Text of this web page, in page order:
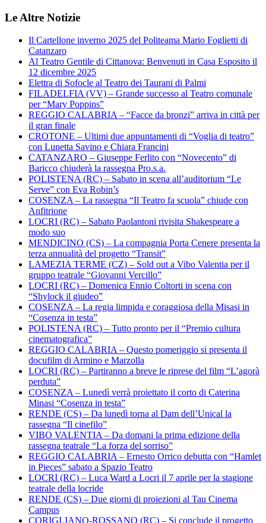
Le Altre Notizie
Il Cartellone inverno 2025 del Politeama Mario Foglietti di
Catanzaro
Al Teatro Gentile di Cittanova: Benvenuti in Casa Esposito il
12 dicembre 2025
Elettra di Sofocle al Teatro dei Taurani di Palmi
FILADELFIA (VV) – Grande successo al Teatro comunale
per “Mary Poppins”
REGGIO CALABRIA – “Facce da bronzi” arriva in città per
il gran finale
CROTONE – Ultimi due appuntamenti di “Voglia di teatro”
con Lunetta Savino e Chiara Francini
CATANZARO – Giuseppe Ferlito con “Novecento” di
Baricco chiuderà la rassegna Pro.s.a.
POLISTENA (RC) – Sabato in scena all’auditorium “Le
Serve” con Eva Robin’s
COSENZA – La rassegna “Il Teatro fa scuola” chiude con
Anfitrione
LOCRI (RC) – Sabato Paolantoni rivisita Shakespeare a
modo suo
MENDICINO (CS) – La compagnia Porta Cenere presenta la
terza annualità del progetto “Transit”
LAMEZIA TERME (CZ) – Sold out a Vibo Valentia per il
gruppo teatrale “Giovanni Vercillo”
LOCRI (RC) – Domenica Ennio Coltorti in scena con
“Shylock il giudeo”
COSENZA – La regia limpida e coraggiosa della Misasi in
“Cosenza in testa”
POLISTENA (RC) – Tutto pronto per il “Premio cultura
cinematografica”
REGGIO CALABRIA – Questo pomeriggio si presenta il
docufilm di Armino e Marzolla
LOCRI (RC) – Partiranno a breve le riprese del film “L’agorà
perduta”
COSENZA – Lunedì verrà proiettato il corto di Caterina
Minasi “Cosenza in testa”
RENDE (CS) – Da lunedì torna al Dam dell’Unical la
rassegna “Il cinefilo”
VIBO VALENTIA – Da domani la prima edizione della
rassegna teatrale “La forza del sorriso”
REGGIO CALABRIA – Ernesto Orrico debutta con “Hamlet
in Pieces” sabato a Spazio Teatro
LOCRI (RC) – Luca Ward a Locri il 7 aprile per la stagione
teatrale della locride
RENDE (CS) – Due giorni di proiezioni al Tau Cinema
Campus
CORIGLIANO-ROSSANO (RC) – Si conclude il progetto